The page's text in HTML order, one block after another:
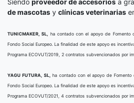
Siendo proveedor de accesorios a
de mascotas y clínicas veterinarias
TUNICMAKER, SL,
ha contado con el apoyo de Fomento
Fondo Social Europeo. La finalidad de este apoyo es
Programa ECOVUT/2019, 2 contratos subvencionados por
YAGU FUTURA, SL,
ha contado con el apoyo de
Fondo Social Europeo. La finalidad de este apoyo es
Programa ECOVUT/2021, 4 contratos subvencionados por